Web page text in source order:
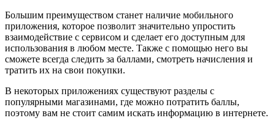
Большим преимуществом станет наличие мобильного
приложения, которое позволит значительно упростить
взаимодействие с сервисом и сделает его доступным для
использования в любом месте. Также с помощью него вы
сможете всегда следить за баллами, смотреть начисления и
тратить их на свои покупки.
В некоторых приложениях существуют разделы с
популярными магазинами, где можно потратить баллы,
поэтому вам не стоит самим искать информацию в интернете.